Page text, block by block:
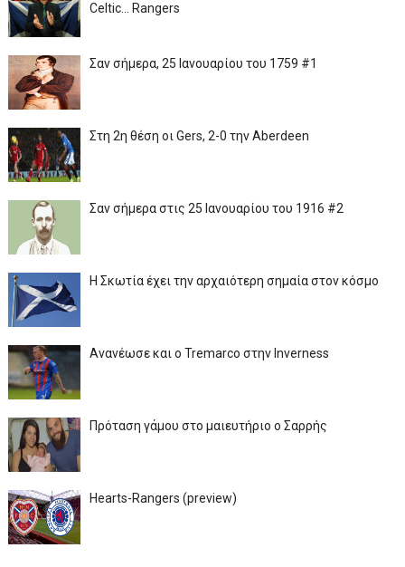
Celtic... Rangers
Σαν σήμερα, 25 Ιανουαρίου του 1759 #1
Στη 2η θέση οι Gers, 2-0 την Aberdeen
Σαν σήμερα στις 25 Ιανουαρίου του 1916 #2
Η Σκωτία έχει την αρχαιότερη σημαία στον κόσμο
Ανανέωσε και ο Tremarco στην Inverness
Πρόταση γάμου στο μαιευτήριο ο Σαρρής
Hearts-Rangers (preview)